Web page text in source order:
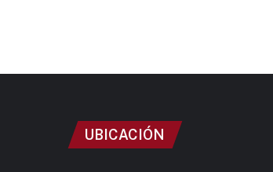
UBICACIÓN